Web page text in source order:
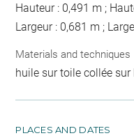
Hauteur : 0,491 m ;
Largeur : 0,681 m ;
Materials and techniques
huile sur toile collée sur
PLACES AND DATES